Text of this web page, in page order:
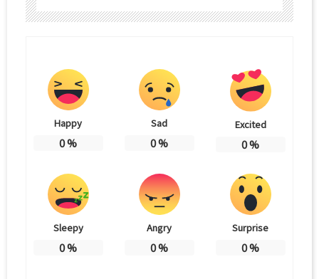
Happy
0%
Sad
0%
Excited
0%
Sleepy
0%
Angry
0%
Surprise
0%